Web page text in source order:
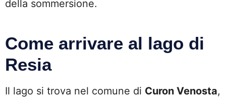
della sommersione.
Come arrivare al lago di
Resia
Il lago si trova nel comune di Curon Venosta,